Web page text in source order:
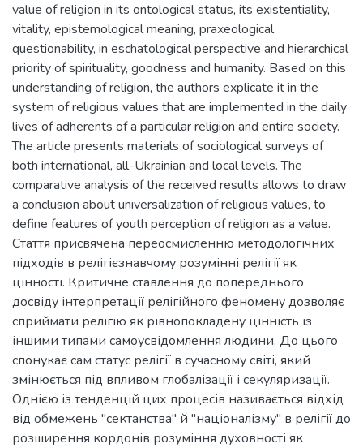
value of religion in its ontological status, its existentiality,
vitality, epistemological meaning, praxeological
questionability, in eschatological perspective and hierarchical
priority of spirituality, goodness and humanity. Based on this
understanding of religion, the authors explicate it in the
system of religious values that are implemented in the daily
lives of adherents of a particular religion and entire society.
The article presents materials of sociological surveys of
both international, all-Ukrainian and local levels. The
comparative analysis of the received results allows to draw
a conclusion about universalization of religious values, to
define features of youth perception of religion as a value.
Стаття присвячена переосмисленню методологічних
підходів в релігієзнавчому розумінні релігії як
цінності. Критичне ставлення до попереднього
досвіду інтерпретації релігійного феномену дозволяє
сприймати релігію як рівнопокладену цінність із
іншими типами самоусвідомлення людини. До цього
спонукає сам статус релігії в сучасному світі, який
змінюється під впливом глобалізації і секуляризації.
Однією із тенденцій цих процесів називається відхід
від обмежень "сектанства" й "націоналізму" в релігії до
розширення кордонів розуміння духовності як